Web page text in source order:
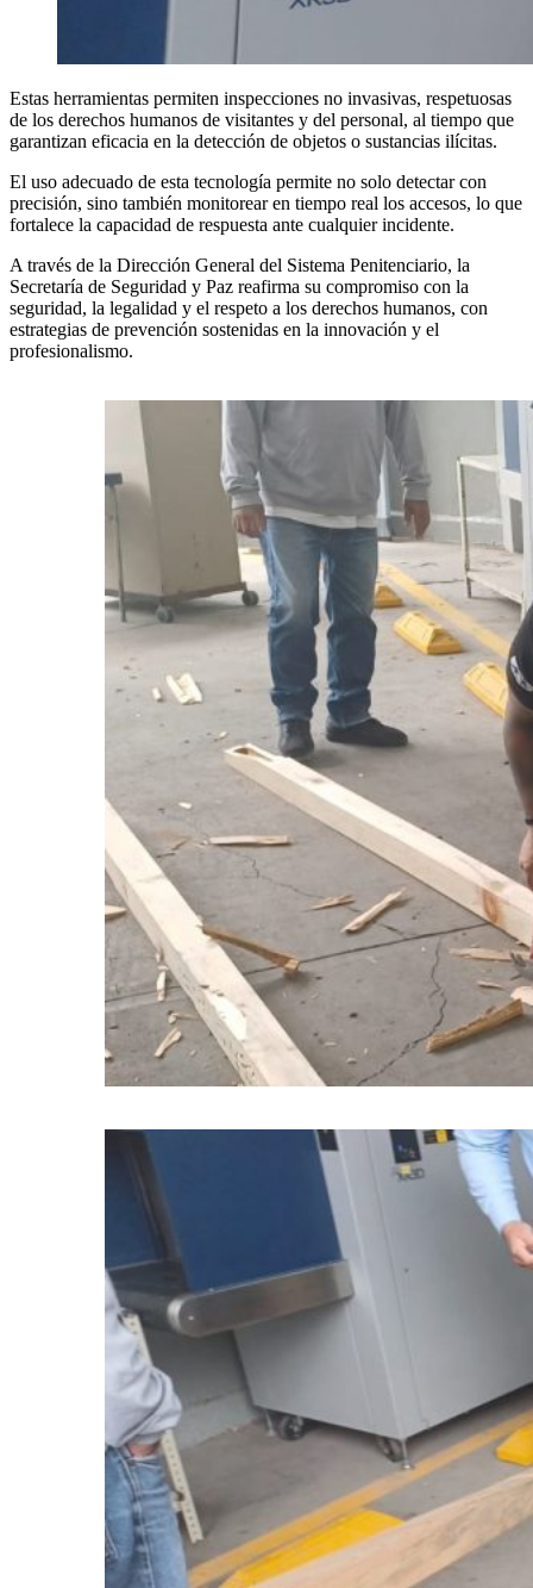
Estas herramientas permiten inspecciones no invasivas, respetuosas
de los derechos humanos de visitantes y del personal, al tiempo que
garantizan eficacia en la detección de objetos o sustancias ilícitas.
El uso adecuado de esta tecnología permite no solo detectar con
precisión, sino también monitorear en tiempo real los accesos, lo que
fortalece la capacidad de respuesta ante cualquier incidente.
A través de la Dirección General del Sistema Penitenciario, la
Secretaría de Seguridad y Paz reafirma su compromiso con la
seguridad, la legalidad y el respeto a los derechos humanos, con
estrategias de prevención sostenidas en la innovación y el
profesionalismo.